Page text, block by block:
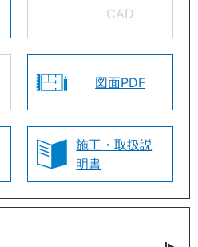
CAD
図面PDF
施工・取扱説
明書